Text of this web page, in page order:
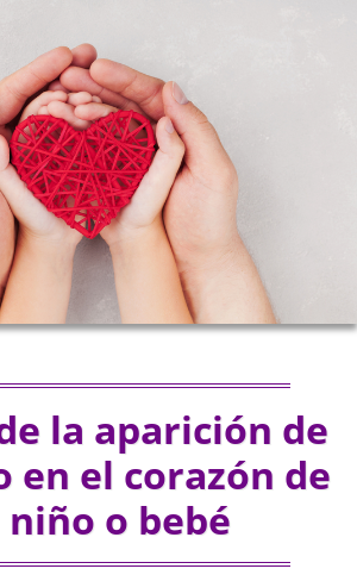
la aparición de
en el corazón de
niño o bebé